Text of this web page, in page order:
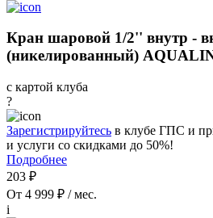
Кран шаровой 1/2'' внутр -
(никелированный)
с картой клуба
?
Зарегистрируйтесь в клубе ГПС и
и услуги со скидками до 50%!
Подробнее
203 ₽
От 4 999 ₽ / мес.
i